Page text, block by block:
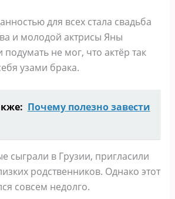
для всех стала свадьба
и молодой актрисы Яны
подумать не мог, что актёр так
узами брака.
Почему полезно завести
сыграли в Грузии, пригласили
родственников. Однако этот
совсем недолго.